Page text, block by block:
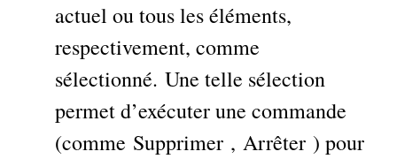
actuel ou tous les éléments,
respectivement, comme
sélectionné. Une telle sélection
permet d’exécuter une commande
(comme Supprimer , Arrêter ) pour